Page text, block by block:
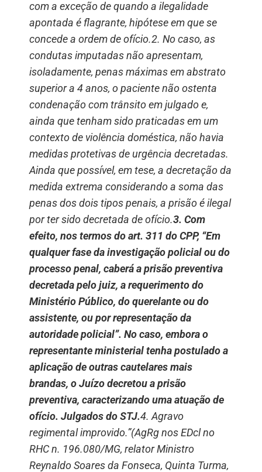
com a exceção de quando a ilegalidade
apontada é flagrante, hipótese em que se
concede a ordem de ofício.2. No caso, as
condutas imputadas não apresentam,
isoladamente, penas máximas em abstrato
superior a 4 anos, o paciente não ostenta
condenação com trânsito em julgado e,
ainda que tenham sido praticadas em um
contexto de violência doméstica, não havia
medidas protetivas de urgência decretadas.
Ainda que possível, em tese, a decretação da
medida extrema considerando a soma das
penas dos dois tipos penais, a prisão é ilegal
por ter sido decretada de ofício.3. Com
efeito, nos termos do art. 311 do CPP, “Em
qualquer fase da investigação policial ou do
processo penal, caberá a prisão preventiva
decretada pelo juiz, a requerimento do
Ministério Público, do querelante ou do
assistente, ou por representação da
autoridade policial”. No caso, embora o
representante ministerial tenha postulado a
aplicação de outras cautelares mais
brandas, o Juízo decretou a prisão
preventiva, caracterizando uma atuação de
ofício. Julgados do STJ.4. Agravo
regimental improvido.”(AgRg nos EDcl no
RHC n. 196.080/MG, relator Ministro
Reynaldo Soares da Fonseca, Quinta Turma,